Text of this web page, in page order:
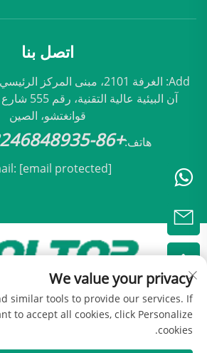
اتصل بنا
آن البيئية
قوانغتشو، الصين
هاتف:+86-13246848935
[email protected]
حقوق النشر © 2025
المحدودة -سياسة
We value your privacy
similar tools to provide our services. If
to accept all cookies, click Personalize
cookies.